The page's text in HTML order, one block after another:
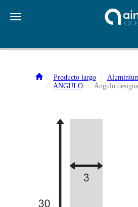
Toggle navigation
Producto largo
ÁNGULO
Ángulo